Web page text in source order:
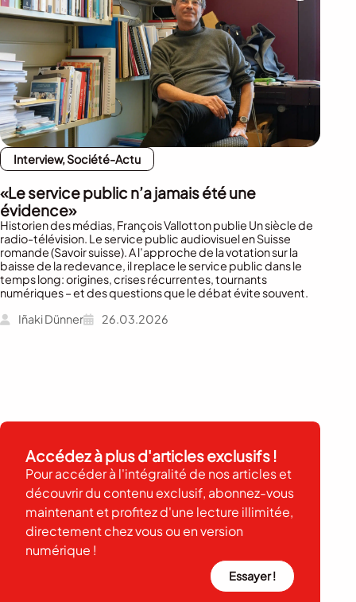
Interview, Société-Actu
«Le service public n’a jamais été une
évidence»
Historien des médias, François Vallotton publie Un siècle de
radio-télévision. Le service public audiovisuel en Suisse
romande (Savoir suisse). A l’approche de la votation sur la
baisse de la redevance, il replace le service public dans le
temps long: origines, crises récurrentes, tournants
numériques – et des questions que le débat évite souvent.
Iñaki Dünner
26.03.2026
Accédez à plus d'articles exclusifs !
Pour accéder à l'intégralité de nos articles et
découvrir du contenu exclusif, abonnez-vous
maintenant et profitez d'une lecture illimitée,
directement chez vous ou en version
numérique !
Essayer !